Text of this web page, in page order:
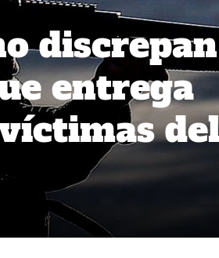
discrepan
entrega
del